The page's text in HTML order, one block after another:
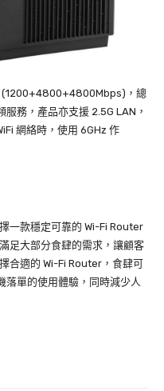
(1200+4800+4800Mbps)，總
務，產品亦支援 2.5G LAN，
網絡時，使用 6GHz 作
一款穩定可靠的 Wi-Fi Router
足大部分食肆的需求，讓顧客
合適的 Wi-Fi Router，食肆可
落單的使用體驗，同時減少人